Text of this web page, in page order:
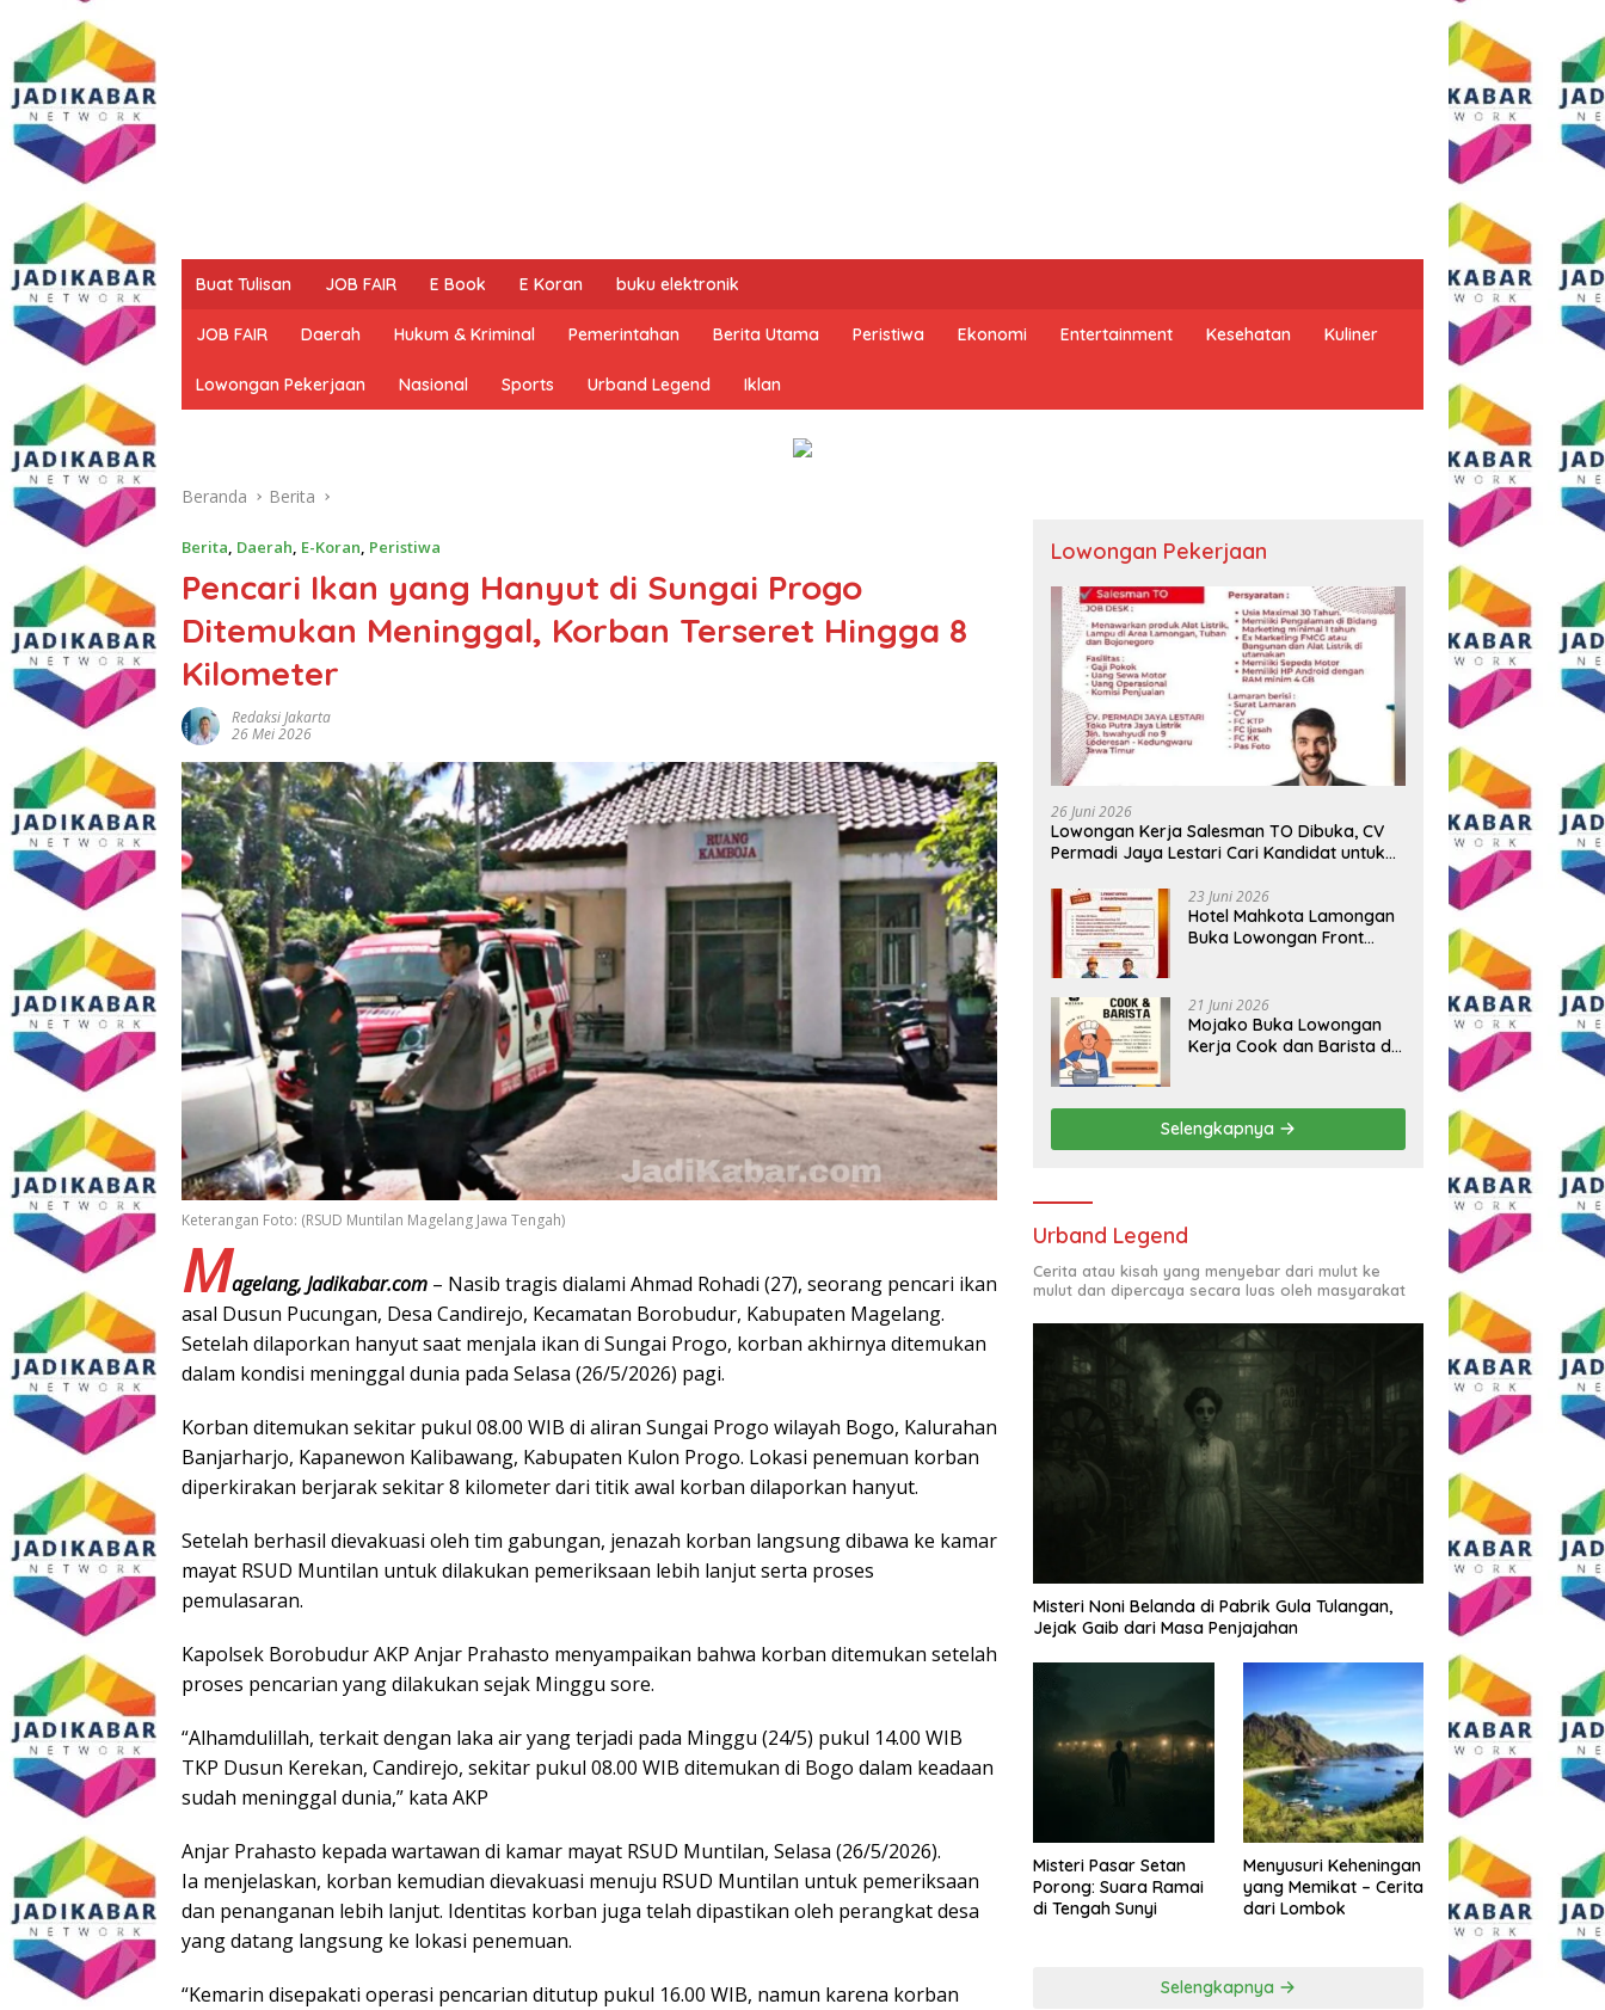
Buat Tulisan JOB FAIR E Book E Koran buku elektronik
JOB FAIR Daerah Hukum & Kriminal Pemerintahan Berita Utama Peristiwa Ekonomi Entertainment Kesehatan Kuliner
Lowongan Pekerjaan Nasional Sports Urband Legend Iklan
Beranda Berita
Berita, Daerah, E-Koran, Peristiwa
Pencari Ikan yang Hanyut di Sungai Progo
Ditemukan Meninggal, Korban Terseret Hingga 8
Kilometer
Redaksi Jakarta
26 Mei 2026
Keterangan Foto: (RSUD Muntilan Magelang Jawa Tengah)
Magelang, Jadikabar.com – Nasib tragis dialami Ahmad Rohadi (27), seorang pencari ikan
asal Dusun Pucungan, Desa Candirejo, Kecamatan Borobudur, Kabupaten Magelang.
Setelah dilaporkan hanyut saat menjala ikan di Sungai Progo, korban akhirnya ditemukan
dalam kondisi meninggal dunia pada Selasa (26/5/2026) pagi.
Korban ditemukan sekitar pukul 08.00 WIB di aliran Sungai Progo wilayah Bogo, Kalurahan
Banjarharjo, Kapanewon Kalibawang, Kabupaten Kulon Progo. Lokasi penemuan korban
diperkirakan berjarak sekitar 8 kilometer dari titik awal korban dilaporkan hanyut.
Setelah berhasil dievakuasi oleh tim gabungan, jenazah korban langsung dibawa ke kamar
mayat RSUD Muntilan untuk dilakukan pemeriksaan lebih lanjut serta proses
pemulasaran.
Kapolsek Borobudur AKP Anjar Prahasto menyampaikan bahwa korban ditemukan setelah
proses pencarian yang dilakukan sejak Minggu sore.
“Alhamdulillah, terkait dengan laka air yang terjadi pada Minggu (24/5) pukul 14.00 WIB
TKP Dusun Kerekan, Candirejo, sekitar pukul 08.00 WIB ditemukan di Bogo dalam keadaan
sudah meninggal dunia,” kata AKP
Anjar Prahasto kepada wartawan di kamar mayat RSUD Muntilan, Selasa (26/5/2026).
Ia menjelaskan, korban kemudian dievakuasi menuju RSUD Muntilan untuk pemeriksaan
dan penanganan lebih lanjut. Identitas korban juga telah dipastikan oleh perangkat desa
yang datang langsung ke lokasi penemuan.
“Kemarin disepakati operasi pencarian ditutup pukul 16.00 WIB, namun karena korban
Lowongan Pekerjaan
26 Juni 2026
Lowongan Kerja Salesman TO Dibuka, CV
Permadi Jaya Lestari Cari Kandidat untuk
23 Juni 2026
Hotel Mahkota Lamongan
Buka Lowongan Front
Syaratnya
21 Juni 2026
Mojako Buka Lowongan
Kerja Cook dan Barista di
Selengkapnya
Urband Legend
Cerita atau kisah yang menyebar dari mulut ke
mulut dan dipercaya secara luas oleh masyarakat
Misteri Noni Belanda di Pabrik Gula Tulangan,
Jejak Gaib dari Masa Penjajahan
Misteri Pasar Setan
Porong: Suara Ramai
di Tengah Sunyi
Menyusuri Keheningan
yang Memikat – Cerita
dari Lombok
Selengkapnya